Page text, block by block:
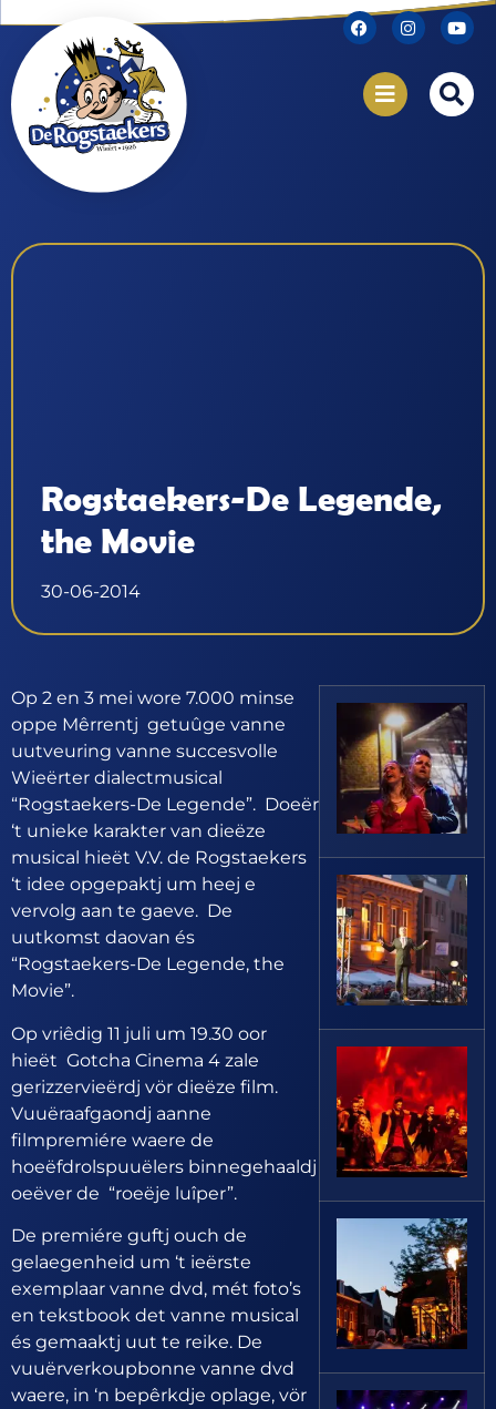
Rogstaekers-De Legende,
the Movie
30-06-2014
Op 2 en 3 mei wore 7.000 minse
oppe Mêrrentj getuûge vanne
uutveuring vanne succesvolle
Wieërter dialectmusical
“Rogstaekers-De Legende”. Doeër
‘t unieke karakter van dieëze
musical hieët V.V. de Rogstaekers
‘t idee opgepaktj um heej e
vervolg aan te gaeve. De
uutkomst daovan és
“Rogstaekers-De Legende, the
Movie”.
Op vriêdig 11 juli um 19.30 oor
hieët Gotcha Cinema 4 zale
gerizzervieërdj vör dieëze film.
Vuuëraafgaondj aanne
filmpremiére waere de
hoeëfdrolspuuëlers binnegehaaldj
oeëver de “roeëje luîper”.
De premiére guftj ouch de
gelaegenheid um ‘t ieërste
exemplaar vanne dvd, mét foto’s
en tekstbook det vanne musical
és gemaaktj uut te reike. De
vuuërverkoupbonne vanne dvd
waere, in ‘n bepêrkdje oplage, vör